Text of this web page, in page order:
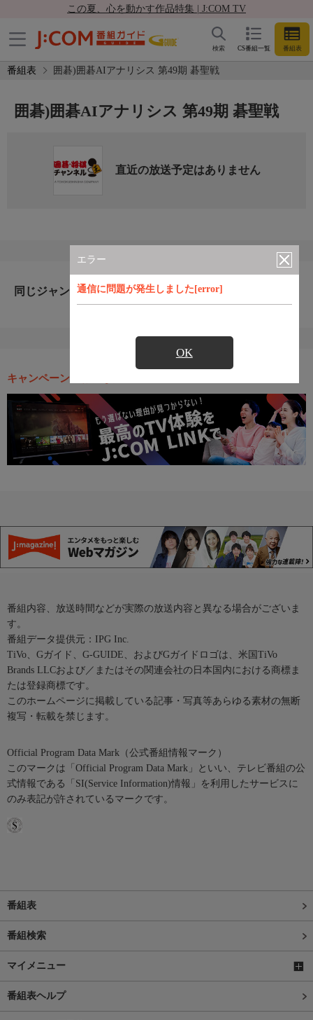
この夏、心を動かす作品特集 | J:COM TV
CS番組一覧 番組表
検索
番組表 囲碁)囲碁AIアナリシス 第49期 碁聖戦
エラー
通信に問題が発生しました[error]
OK
囲碁)囲碁AIアナリシス 第49期 碁聖戦
直近の放送予定はありません
同じジャンルのおすすめ番組
キャンペーン・お得な情報
番組内容、放送時間などが実際の放送内容と異なる場合がございま
す。
番組データ提供元：IPG Inc.
TiVo、Gガイド、G-GUIDE、およびGガイドロゴは、米国TiVo
Brands LLCおよび／またはその関連会社の日本国内における商標ま
たは登録商標です。
このホームページに掲載している記事・写真等あらゆる素材の無断
複写・転載を禁じます。
Official Program Data Mark（公式番組情報マーク）
このマークは「Official Program Data Mark」といい、テレビ番組の公
式情報である「SI(Service Information)情報」を利用したサービスに
のみ表記が許されているマークです。
番組表
番組検索
マイメニュー
番組表ヘルプ